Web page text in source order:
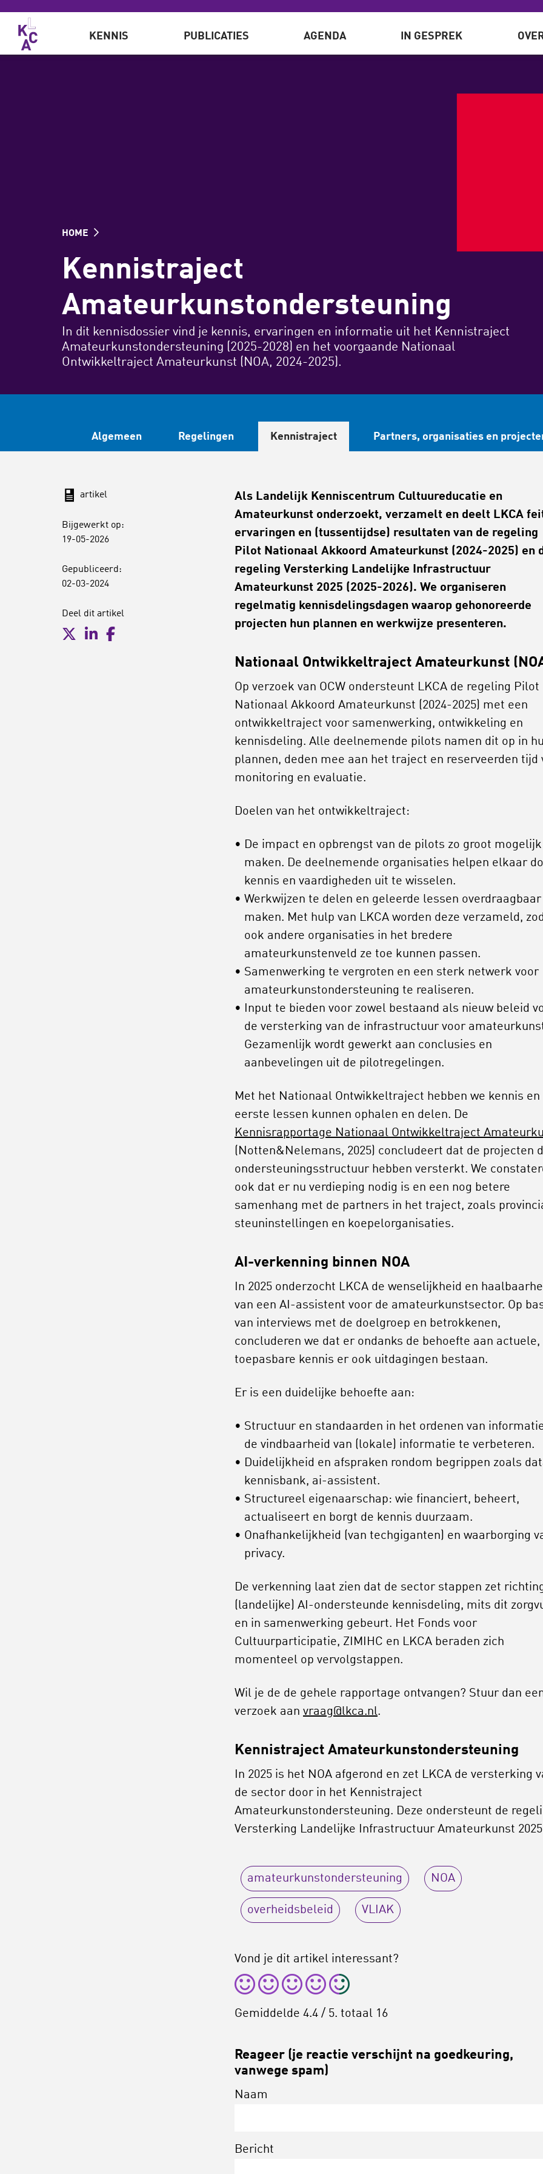
Overslaan en naar de inhoud gaan
KENNIS PUBLICATIES AGENDA IN GESPREK
HOME
Kennistraject
Amateurkunstondersteuning
In dit kennisdossier vind je kennis, ervaringen en informatie uit het Kennistraject
Amateurkunstondersteuning (2025-2028) en het voorgaande Nationaal
Ontwikkeltraject Amateurkunst (NOA, 2024-2025).
Algemeen Regelingen Kennistraject Partners, organisaties en
artikel
Bijgewerkt op:
19-05-2026
Gepubliceerd:
02-03-2024
Deel dit artikel
Als Landelijk Kenniscentrum Cultuureducatie en
Amateurkunst onderzoekt, verzamelt en deelt LKCA
ervaringen en (tussentijdse) resultaten van de regeling
Pilot Nationaal Akkoord Amateurkunst (2024-2025) en
regeling Versterking Landelijke Infrastructuur
Amateurkunst 2025 (2025-2026). We organiseren
regelmatig kennisdelingsdagen waarop gehonoreerde
projecten hun plannen en werkwijze presenteren.
Nationaal Ontwikkeltraject Amateurkunst
Op verzoek van OCW ondersteunt LKCA de regeling Pilot
Nationaal Akkoord Amateurkunst (2024-2025) met een
ontwikkeltraject voor samenwerking, ontwikkeling en
kennisdeling. Alle deelnemende pilots namen dit op in
plannen, deden mee aan het traject en reserveerden tijd
monitoring en evaluatie.
Doelen van het ontwikkeltraject:
De impact en opbrengst van de pilots zo groot
maken. De deelnemende organisaties helpen elkaar
kennis en vaardigheden uit te wisselen.
Werkwijzen te delen en geleerde lessen
maken. Met hulp van LKCA worden deze verzameld,
ook andere organisaties in het bredere
amateurkunstenveld ze toe kunnen passen.
Samenwerking te vergroten en een sterk netwerk voor
amateurkunstondersteuning te realiseren.
Input te bieden voor zowel bestaand als nieuw beleid
de versterking van de infrastructuur voor
Gezamenlijk wordt gewerkt aan conclusies en
aanbevelingen uit de pilotregelingen.
Met het Nationaal Ontwikkeltraject hebben we kennis en
eerste lessen kunnen ophalen en delen. De
Kennisrapportage Nationaal Ontwikkeltraject
(Notten&Nelemans, 2025) concludeert dat de projecten
ondersteuningsstructuur hebben versterkt. We
ook dat er nu verdieping nodig is en een nog betere
samenhang met de partners in het traject, zoals
steuninstellingen en koepelorganisaties.
AI-verkenning binnen NOA
In 2025 onderzocht LKCA de wenselijkheid en
van een AI-assistent voor de amateurkunstsector. Op
van interviews met de doelgroep en betrokkenen,
concluderen we dat er ondanks de behoefte aan actuele,
toepasbare kennis er ook uitdagingen bestaan.
Er is een duidelijke behoefte aan:
Structuur en standaarden in het ordenen van
de vindbaarheid van (lokale) informatie te verbeteren.
Duidelijkheid en afspraken rondom begrippen zoals
kennisbank, ai-assistent.
Structureel eigenaarschap: wie financiert, beheert,
actualiseert en borgt de kennis duurzaam.
Onafhankelijkheid (van techgiganten) en waarborging
privacy.
De verkenning laat zien dat de sector stappen zet
(landelijke) AI-ondersteunde kennisdeling, mits dit
en in samenwerking gebeurt. Het Fonds voor
Cultuurparticipatie, ZIMIHC en LKCA beraden zich
momenteel op vervolgstappen.
Wil je de de gehele rapportage ontvangen? Stuur dan
verzoek aan vraag@lkca.nl.
Kennistraject Amateurkunstondersteuning
In 2025 is het NOA afgerond en zet LKCA de versterking
de sector door in het Kennistraject
Amateurkunstondersteuning. Deze ondersteunt de
Versterking Landelijke Infrastructuur Amateurkunst
amateurkunstondersteuning NOA
overheidsbeleid VLIAK
Vond je dit artikel interessant?
Gemiddelde 4.4 / 5. totaal 16
Reageer (je reactie verschijnt na goedkeuring,
vanwege spam)
Naam
Bericht